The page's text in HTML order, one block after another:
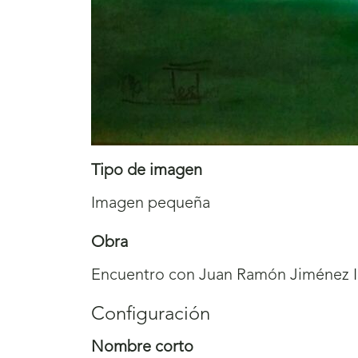
Tipo de imagen
Imagen pequeña
Obra
Encuentro con Juan Ramón Jiménez
Configuración
Nombre corto